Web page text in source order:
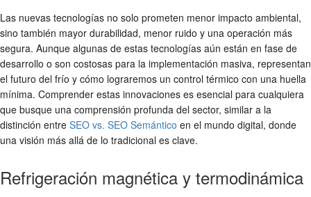
Las nuevas tecnologías no solo prometen menor impacto ambiental,
sino también mayor durabilidad, menor ruido y una operación más
segura. Aunque algunas de estas tecnologías aún están en fase de
desarrollo o son costosas para la implementación masiva, representan
el futuro del frío y cómo lograremos un control térmico con una huella
mínima. Comprender estas innovaciones es esencial para cualquiera
que busque una comprensión profunda del sector, similar a la
distinción entre SEO vs. SEO Semántico en el mundo digital, donde
una visión más allá de lo tradicional es clave.
Refrigeración magnética y termodinámica